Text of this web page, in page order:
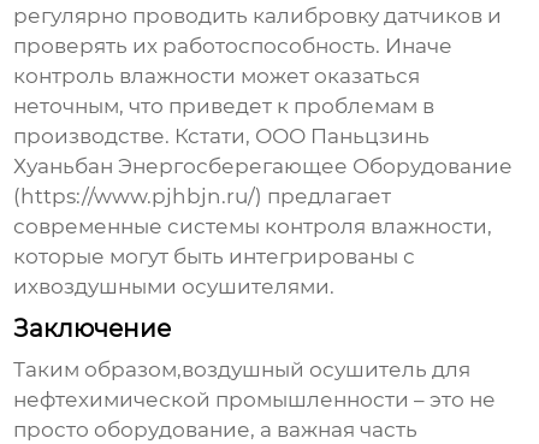
регулярно проводить калибровку датчиков и
проверять их работоспособность. Иначе
контроль влажности может оказаться
неточным, что приведет к проблемам в
производстве. Кстати, ООО Паньцзинь
Хуаньбан Энергосберегающее Оборудование
(https://www.pjhbjn.ru/) предлагает
современные системы контроля влажности,
которые могут быть интегрированы с
ихвоздушными осушителями.
Заключение
Таким образом,воздушный осушитель для
нефтехимической промышленности – это не
просто оборудование, а важная часть